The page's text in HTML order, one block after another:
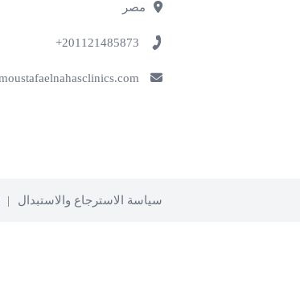
مصر
سياسة الاسترجاع والاستبدال